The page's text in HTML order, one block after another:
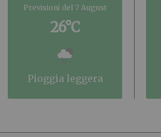
Previsioni del 7 August
26°C
pioggia leggera